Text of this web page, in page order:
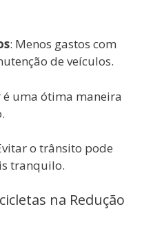
: Menos gastos com
de veículos.
é uma ótima maneira
o trânsito pode
tranquilo.
na Redução